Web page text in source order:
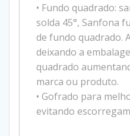
• Fundo quadrado:
solda 45°, Sanfona
de fundo quadrado.
deixando a
quadrado
marca ou produto.
• Gofrado para
evitando